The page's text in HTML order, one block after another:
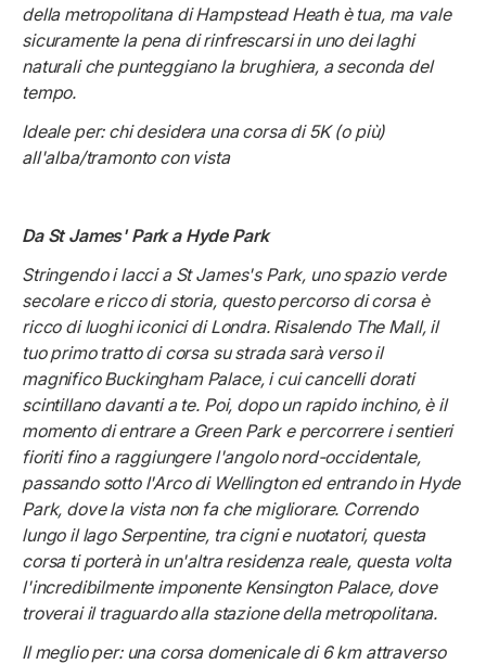
della metropolitana di Hampstead Heath è tua, ma vale
sicuramente la pena di rinfrescarsi in uno dei laghi
naturali che punteggiano la brughiera, a seconda del
tempo.
Ideale per: chi desidera una corsa di 5K (o più)
all'alba/tramonto con vista
Da St James' Park a Hyde Park
Stringendo i lacci a St James's Park, uno spazio verde
secolare e ricco di storia, questo percorso di corsa è
ricco di luoghi iconici di Londra. Risalendo The Mall, il
tuo primo tratto di corsa su strada sarà verso il
magnifico Buckingham Palace, i cui cancelli dorati
scintillano davanti a te. Poi, dopo un rapido inchino, è il
momento di entrare a Green Park e percorrere i sentieri
fioriti fino a raggiungere l'angolo nord-occidentale,
passando sotto l'Arco di Wellington ed entrando in Hyde
Park, dove la vista non fa che migliorare. Correndo
lungo il lago Serpentine, tra cigni e nuotatori, questa
corsa ti porterà in un'altra residenza reale, questa volta
l'incredibilmente imponente Kensington Palace, dove
troverai il traguardo alla stazione della metropolitana.
Il meglio per: una corsa domenicale di 6 km attraverso